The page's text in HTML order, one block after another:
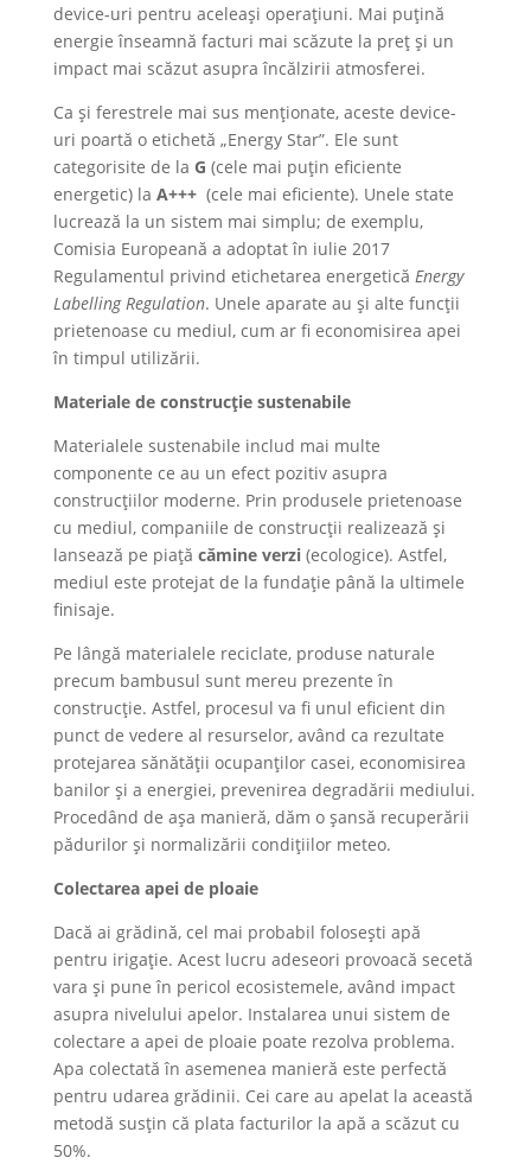
device-uri pentru aceleași operațiuni. Mai puțină
energie înseamnă facturi mai scăzute la preț și un
impact mai scăzut asupra încălzirii atmosferei.
Ca și ferestrele mai sus menționate, aceste device-
uri poartă o etichetă „Energy Star”. Ele sunt
categorisite de la G (cele mai puțin eficiente
energetic) la A+++ (cele mai eficiente). Unele state
lucrează la un sistem mai simplu; de exemplu,
Comisia Europeană a adoptat în iulie 2017
Regulamentul privind etichetarea energetică Energy
Labelling Regulation. Unele aparate au și alte funcții
prietenoase cu mediul, cum ar fi economisirea apei
în timpul utilizării.
Materiale de construcție sustenabile
Materialele sustenabile includ mai multe
componente ce au un efect pozitiv asupra
construcțiilor moderne. Prin produsele prietenoase
cu mediul, companiile de construcții realizează și
lansează pe piață cămine verzi(ecologice). Astfel,
mediul este protejat de la fundație până la ultimele
finisaje.
Pe lângă materialele reciclate, produse naturale
precum bambusul sunt mereu prezente în
construcție. Astfel, procesul va fi unul eficient din
punct de vedere al resurselor, având ca rezultate
protejarea sănătății ocupanților casei, economisirea
banilor și a energiei, prevenirea degradării mediului.
Procedând de așa manieră, dăm o șansă recuperării
pădurilor și normalizării condițiilor meteo.
Colectarea apei de ploaie
Dacă ai grădină, cel mai probabil folosești apă
pentru irigație. Acest lucru adeseori provoacă secetă
vara și pune în pericol ecosistemele, având impact
asupra nivelului apelor. Instalarea unui sistem de
colectare a apei de ploaie poate rezolva problema.
Apa colectată în asemenea manieră este perfectă
pentru udarea grădinii. Cei care au apelat la această
metodă susțin că plata facturilor la apă a scăzut cu
50%.